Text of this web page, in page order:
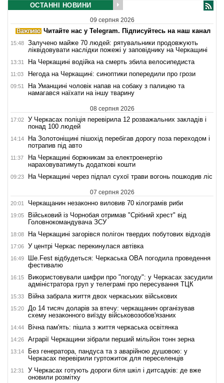
ОСТАННІ НОВИНИ
09 серпня 2026
Читайте нас у Telegram. Підписуйтесь на наш канал
15:48
Залучено майже 70 людей: рятувальники продовжують
ліквідовувати наслідки пожежі у заповіднику на Черкащині
13:31 На Черкащині водійка на смерть збила велосипедиста
11:03 Негода на Черкащині: синоптики попередили про грози
09:51
На Уманщині чоловік напав на собаку з палицею та
намагався наїхати на іншу тварину
08 серпня 2026
17:02
У Черкасах поліція перевірила 12 розважальних закладів і
понад 100 людей
14:14
На Золотоніщині пішохід перебігав дорогу поза переходом і
потрапив під авто
11:37
На Черкащині боржникам за електроенергію
нараховуватимуть додаткові кошти
09:23 На Черкащині через підпал сухої трави вогонь пошкодив ліс
07 серпня 2026
20:01 Черкащанин незаконно виловив 70 кілограмів риби
19:05
Військовий із Чорнобая отримав "Срібний хрест" від
Головнокомандувача ЗСУ
18:08 На Черкащині загорівся полігон твердих побутових відходів
17:06 У центрі Черкас перекинулася автівка
16:49
Ше.Fest відбудеться: Черкаська ОВА погодила проведення
фестивалю
16:15
Використовували шифри про "погоду": у Черкасах засудили
адміністратора груп у телеграмі про пересування ТЦК
15:33 Війна забрала життя двох черкаських військових
15:20
До 14 тисяч доларів за втечу: черкащанин організував
схему незаконного виїзду військовозобов'язаних
14:44 Вічна пам'ять: пішла з життя черкаська освітянка
14:26 Аграрії Черкащини зібрали перший мільйон тонн зерна
13:14
Без генератора, пандуса та з аварійною душовою: у
Черкасах перевірили гуртожиток для переселенців
12:31
У Черкасах готують дороги біля шкіл і дитсадків: де вже
оновили розмітку